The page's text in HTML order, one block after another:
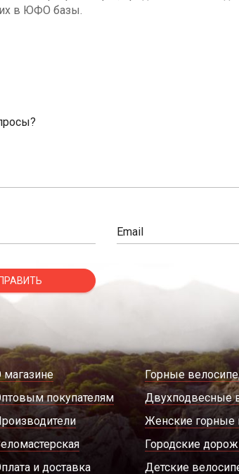
в ЮФО базы.
Email
магазине
покупателям
и доставка
Горные
Двухподвесные
Женские горные
Городские
Детские